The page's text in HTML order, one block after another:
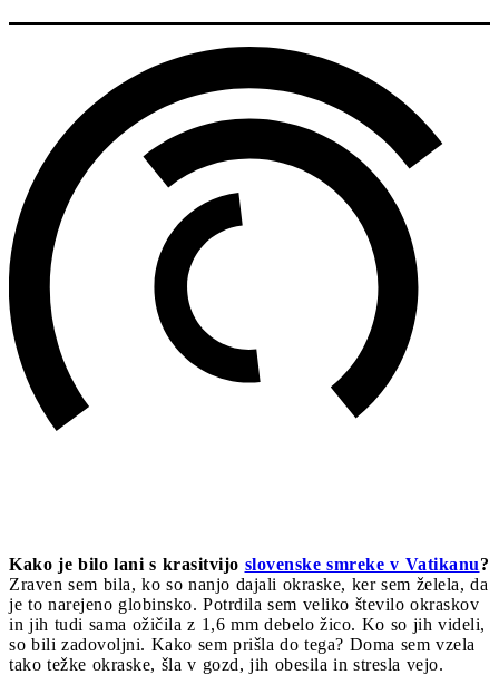
Kako je bilo lani s krasitvijo slovenske smreke v Vatikanu?
Zraven sem bila, ko so nanjo dajali okraske, ker sem želela, da
je to narejeno globinsko. Potrdila sem veliko število okraskov
in jih tudi sama ožičila z 1,6 mm debelo žico. Ko so jih videli,
so bili zadovoljni. Kako sem prišla do tega? Doma sem vzela
tako težke okraske, šla v gozd, jih obesila in stresla vejo.